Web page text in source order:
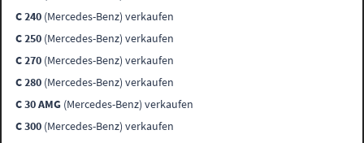
C 240 (Mercedes-Benz) verkaufen
C 250 (Mercedes-Benz) verkaufen
C 270 (Mercedes-Benz) verkaufen
C 280 (Mercedes-Benz) verkaufen
C 30 AMG (Mercedes-Benz) verkaufen
C 300 (Mercedes-Benz) verkaufen